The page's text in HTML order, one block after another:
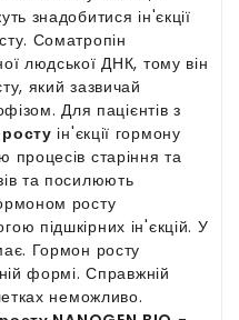
знадобитися ін'єкції
Соматропін
людської ДНК, тому він
який зазвичай
Для пацієнтів з
ін'єкції гормону
процесів старіння та
та посилюють
росту
підшкірних ін'єкцій. У
Гормон росту
формі. Справжній
неможливо.